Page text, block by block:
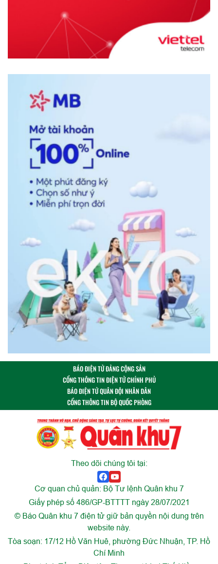
BÁO ĐIỆN TỬ ĐẢNG CỘNG SẢN
CỔNG THÔNG TIN ĐIỆN TỬ CHÍNH PHỦ
BÁO ĐIỆN TỬ QUÂN ĐỘI NHÂN DÂN
CỔNG THÔNG TIN BỘ QUỐC PHÒNG
Theo dõi chúng tôi tại:
Cơ quan chủ quản: Bộ Tư lệnh Quân khu 7
Giấy phép số 486/GP-BTTTT ngày 28/07/2021
© Báo Quân khu 7 điện tử giữ bản quyền nội dung trên
website này.
Tòa soạn: 17/12 Hồ Văn Huê, phường Đức Nhuận, TP. Hồ
Chí Minh